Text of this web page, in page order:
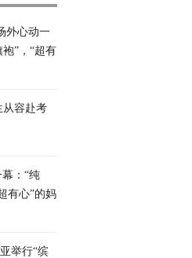
外心动一
袍”，“超有
从容赴考
：“纯
有心”的妈
举行“缤